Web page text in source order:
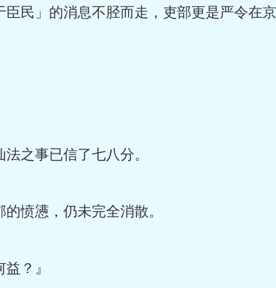
民」的消息不胫而走，吏部更是严令在
之事已信了七八分。
愤懑，仍未完全消散。
？』